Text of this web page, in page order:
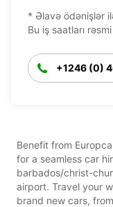
* Əlavə ödənişlər
Bu iş saatları
+1246 (0)
Benefit from
for a seamless car
barbados/christ-
airport. Travel your
brand new cars,